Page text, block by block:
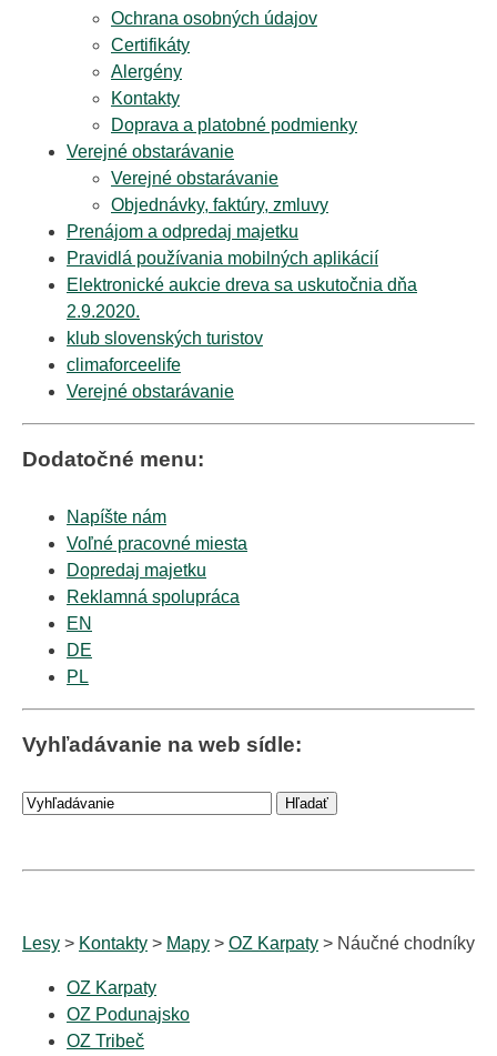
Ochrana osobných údajov
Certifikáty
Alergény
Kontakty
Doprava a platobné podmienky
Verejné obstarávanie
Verejné obstarávanie
Objednávky, faktúry, zmluvy
Prenájom a odpredaj majetku
Pravidlá používania mobilných aplikácií
Elektronické aukcie dreva sa uskutočnia dňa
2.9.2020.
klub slovenských turistov
climaforceelife
Verejné obstarávanie
Dodatočné menu:
Napíšte nám
Voľné pracovné miesta
Dopredaj majetku
Reklamná spolupráca
EN
DE
PL
Vyhľadávanie na web sídle:
Lesy > Kontakty > Mapy > OZ Karpaty > Náučné chodníky
OZ Karpaty
OZ Podunajsko
OZ Tribeč